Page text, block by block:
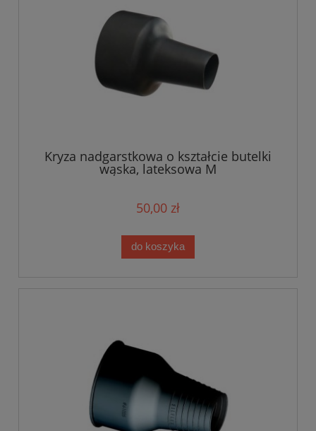
Kryza nadgarstkowa o kształcie butelki
wąska, lateksowa M
50,00 zł
do koszyka